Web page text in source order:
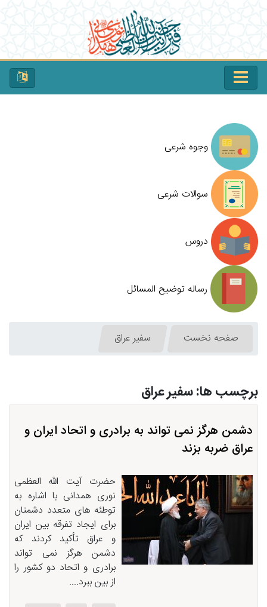
وجوه شرعی
سوالات شرعی
دروس
رساله توضیح المسائل
صفحه نخست سفیر عراق
برچسب ها: سفیر عراق
دشمن هرگز نمی تواند به برادری و اتحاد ایران و
عراق ضربه بزند
حضرت آیت الله العظمی
نوری همدانی با اشاره به
توطئه های متعدد دشمنان
برای ایجاد تفرقه بین ایران
و عراق تأکید کردند که
دشمن هرگز نمی تواند
برادری و اتحاد دو کشور را
از بین ببرد....